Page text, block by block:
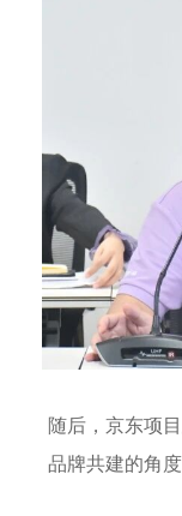
随后，京东项
品牌共建的角